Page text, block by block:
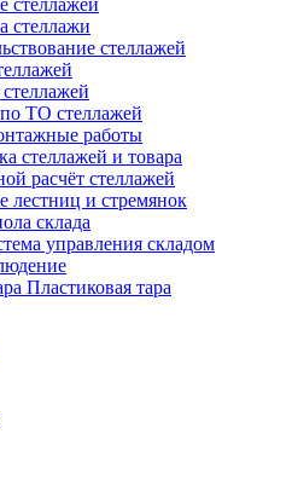
стеллажей
стеллажи
стеллажей
ТО стеллажей
работы
стеллажей и товара
расчёт стеллажей
лестниц и стремянок
склада
управления складом
Пластиковая тара